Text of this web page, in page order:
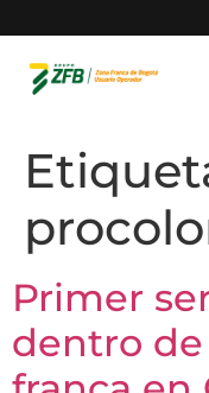
Primer
dentro